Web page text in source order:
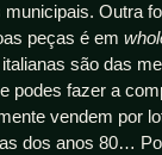
municipais. Outra
peças é em
italianas são das
podes fazer a
vendem por
dos anos 80…